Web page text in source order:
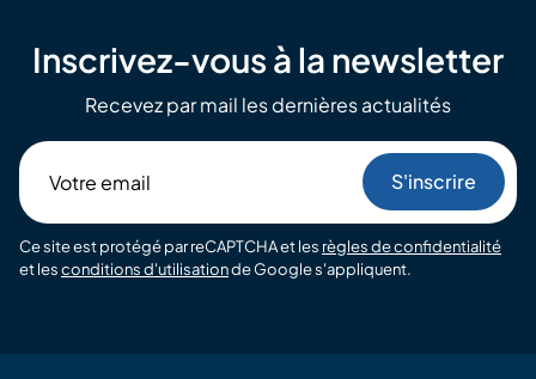
Inscrivez-vous à la newsletter
Recevez par mail les dernières actualités
email
Ce site est protégé par reCAPTCHA et les règles de confidentialité
et lesconditions d'utilisationde Google s'appliquent.